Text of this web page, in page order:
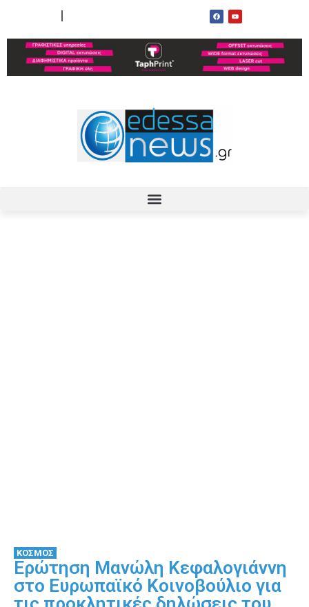
ΚΟΣΜΟΣ
Ερώτηση Μανώλη Κεφαλογιάννη
στο Ευρωπαϊκό Κοινοβούλιο για